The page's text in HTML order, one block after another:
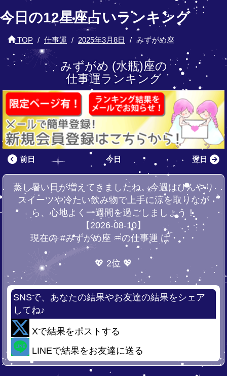
今日の12星座占いランキング
TOP 仕事運 2025年3月8日 みずがめ座
みずがめ (水瓶)座の
仕事運ランキング
前日 今日 翌日
蒸し暑い日が増えてきましたね。今週はひんやり
スイーツや冷たい飲み物で上手に涼を取りなが
ら、心地よく一週間を過ごしましょう！
【2026-08-10】
現在の #みずがめ座 ♒の仕事運 は・・・
💖 2位 💖
SNSで、あなたの結果やお友達の結果をシェア
してね♪
Xで結果をポストする
LINEで結果をお友達に送る